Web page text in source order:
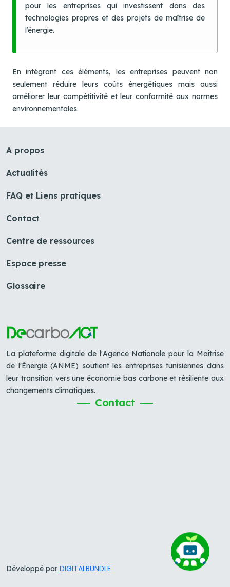
pour les entreprises qui investissent dans des
technologies propres et des projets de maîtrise de
l’énergie.
En intégrant ces éléments, les entreprises peuvent non
seulement réduire leurs coûts énergétiques mais aussi
améliorer leur compétitivité et leur conformité aux normes
environnementales.
A propos
Actualités
FAQ et Liens pratiques
Contact
Centre de ressources
Espace presse
Glossaire
La plateforme digitale de l'Agence Nationale pour la Maîtrise
de l'Énergie (ANME) soutient les entreprises tunisiennes dans
leur transition vers une économie bas carbone et résiliente aux
changements climatiques.
Contact
Développé par DIGITALBUNDLE